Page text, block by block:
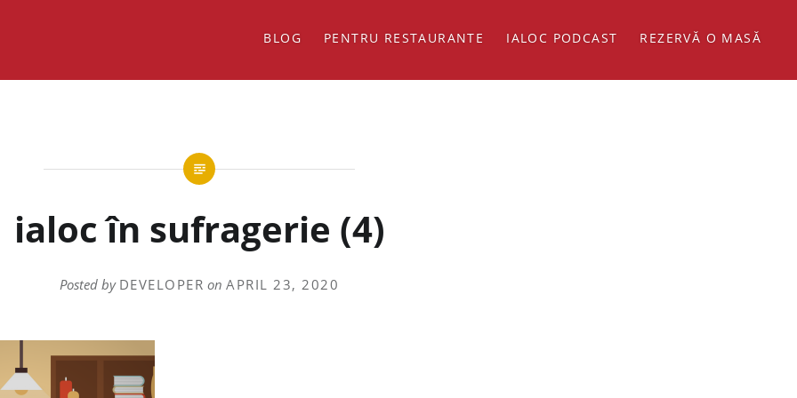
BLOG PENTRU RESTAURANTE IALOC PODCAST REZERVĂ O MASĂ
ialoc în sufragerie (4)
Posted by DEVELOPER onAPRIL 23, 2020